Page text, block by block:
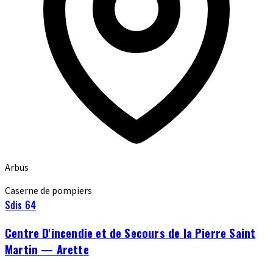
Arbus
Caserne de pompiers
Sdis 64
Centre D'incendie et de Secours de la Pierre Saint
Martin — Arette